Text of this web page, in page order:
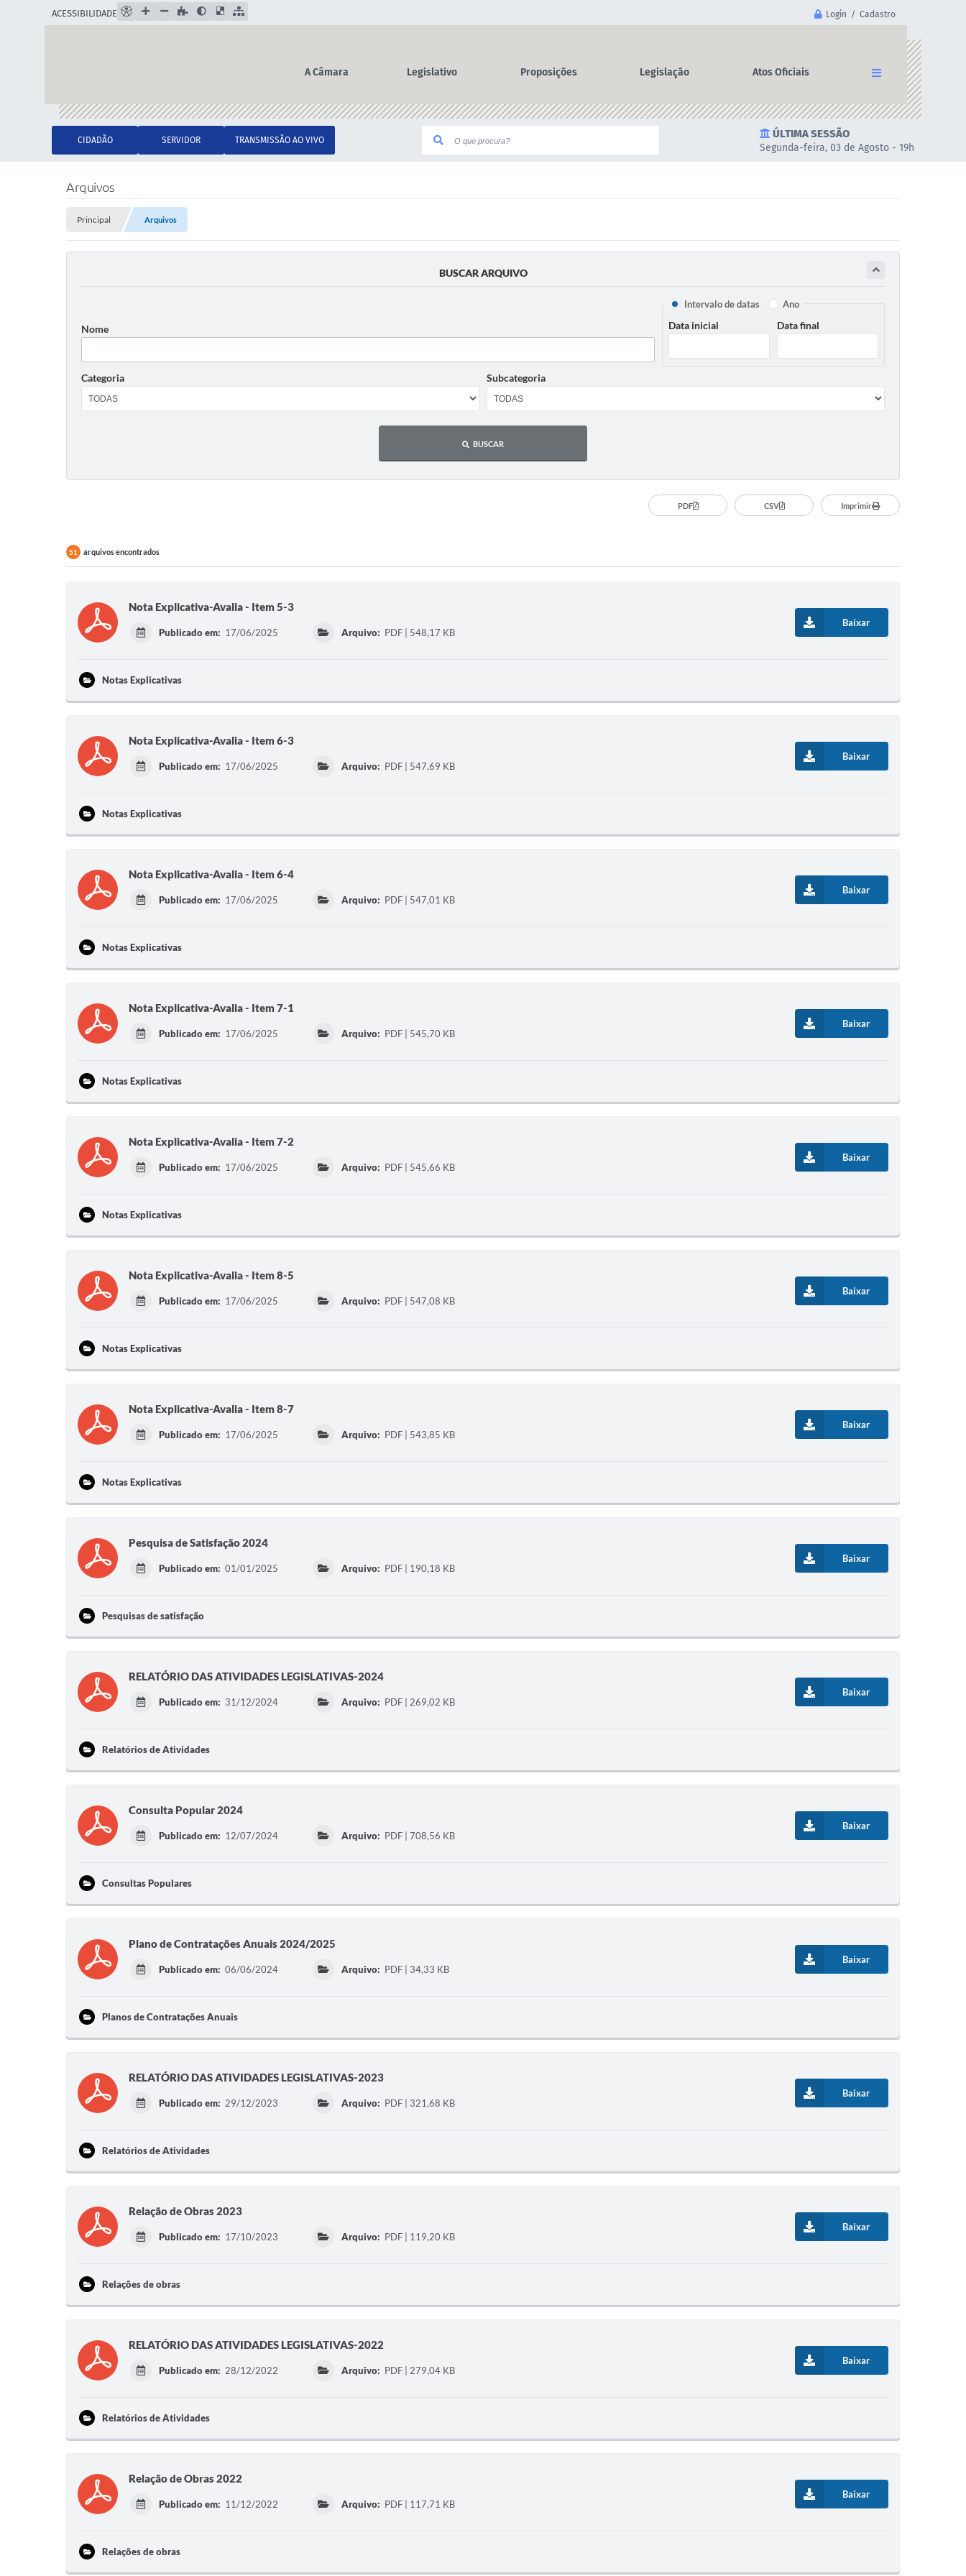
Login / Cadastro
ACESSIBILIDADE
A Câmara Legislativo Proposições Legislação Atos Oficiais
CIDADÃO SERVIDOR TRANSMISSÃO AO VIVO
ÚLTIMA SESSÃO
Segunda-feira, 03 de Agosto - 19h
Arquivos
Principal Arquivos
BUSCAR ARQUIVO
Nome
Intervalo de datas Ano
Data inicial Data final
Categoria Subcategoria
BUSCAR
PDF CSV Imprimir
51 arquivos encontrados
Nota Explicativa-Avalia - Item 5-3
Publicado em: 17/06/2025 Arquivo: PDF | 548,17 KB
Baixar
Notas Explicativas
Nota Explicativa-Avalia - Item 6-3
Publicado em: 17/06/2025 Arquivo: PDF | 547,69 KB
Baixar
Notas Explicativas
Nota Explicativa-Avalia - Item 6-4
Publicado em: 17/06/2025 Arquivo: PDF | 547,01 KB
Baixar
Notas Explicativas
Nota Explicativa-Avalia - Item 7-1
Publicado em: 17/06/2025 Arquivo: PDF | 545,70 KB
Baixar
Notas Explicativas
Nota Explicativa-Avalia - Item 7-2
Publicado em: 17/06/2025 Arquivo: PDF | 545,66 KB
Baixar
Notas Explicativas
Nota Explicativa-Avalia - Item 8-5
Publicado em: 17/06/2025 Arquivo: PDF | 547,08 KB
Baixar
Notas Explicativas
Nota Explicativa-Avalia - Item 8-7
Publicado em: 17/06/2025 Arquivo: PDF | 543,85 KB
Baixar
Notas Explicativas
Pesquisa de Satisfação 2024
Publicado em: 01/01/2025 Arquivo: PDF | 190,18 KB
Baixar
Pesquisas de satisfação
RELATÓRIO DAS ATIVIDADES LEGISLATIVAS-2024
Publicado em: 31/12/2024 Arquivo: PDF | 269,02 KB
Baixar
Relatórios de Atividades
Consulta Popular 2024
Publicado em: 12/07/2024 Arquivo: PDF | 708,56 KB
Baixar
Consultas Populares
Plano de Contratações Anuais 2024/2025
Publicado em: 06/06/2024 Arquivo: PDF | 34,33 KB
Baixar
Planos de Contratações Anuais
RELATÓRIO DAS ATIVIDADES LEGISLATIVAS-2023
Publicado em: 29/12/2023 Arquivo: PDF | 321,68 KB
Baixar
Relatórios de Atividades
Relação de Obras 2023
Publicado em: 17/10/2023 Arquivo: PDF | 119,20 KB
Baixar
Relações de obras
RELATÓRIO DAS ATIVIDADES LEGISLATIVAS-2022
Publicado em: 28/12/2022 Arquivo: PDF | 279,04 KB
Baixar
Relatórios de Atividades
Relação de Obras 2022
Publicado em: 11/12/2022 Arquivo: PDF | 117,71 KB
Baixar
Relações de obras